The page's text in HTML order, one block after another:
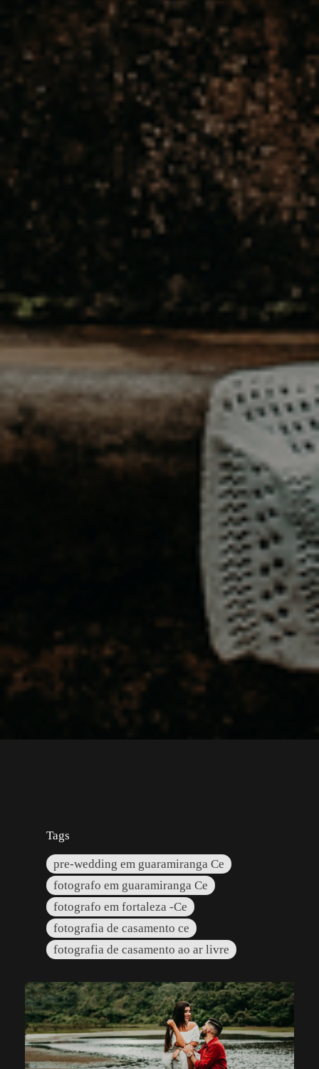
Tags
pre-wedding em guaramiranga Ce
fotografo em guaramiranga Ce
fotografo em fortaleza -Ce
fotografia de casamento ce
fotografia de casamento ao ar livre